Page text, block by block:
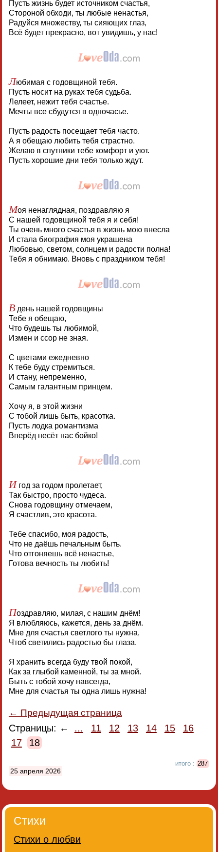
Пусть жизнь будет источником счастья,
Стороной обходи, ты любые ненастья,
Радуйся множеству, ты сияющих глаз,
Всё будет прекрасно, вот увидишь, у нас!
Любимая с годовщиной тебя.
Пусть носит на руках тебя судьба.
Лелеет, нежит тебя счастье.
Мечты все сбудутся в одночасье.
Пусть радость посещает тебя часто.
А я обещаю любить тебя страстно.
Желаю в спутники тебе комфорт и уют.
Пусть хорошие дни тебя только ждут.
Моя ненаглядная, поздравляю я
С нашей годовщиной тебя я и себя!
Ты очень много счастья в жизнь мою внесла
И стала биография моя украшена
Любовью, светом, солнцем и радости полна!
Тебя я обнимаю. Вновь с праздником тебя!
Вдень нашей годовщины
Тебе я обещаю,
Что будешь ты любимой,
Измен и ссор не зная.
С цветами ежедневно
К тебе буду стремиться.
И стану, непременно,
Самым галантным принцем.
Хочу я, в этой жизни
С тобой лишь быть, красотка.
Пусть лодка романтизма
Вперёд несёт нас бойко!
И год за годом пролетает,
Так быстро, просто чудеса.
Снова годовщину отмечаем,
Я счастлив, это красота.
Тебе спасибо, моя радость,
Что не даёшь печальным быть.
Что отгоняешь всё ненастье,
Готова вечность ты любить!
Поздравляю, милая, с нашим днём!
Я влюбляюсь, кажется, день за днём.
Мне для счастья светлого ты нужна,
Чтоб светились радостью бы глаза.
Я хранить всегда буду твой покой,
Как за глыбой каменной, ты за мной.
Быть с тобой хочу навсегда,
Мне для счастья ты одна лишь нужна!
← Предыдущая страница
Страницы: ← ... 11 12 13 14 15
16
17
18
итого : 287
25 апреля 2026
Стихи
Стихи о любви